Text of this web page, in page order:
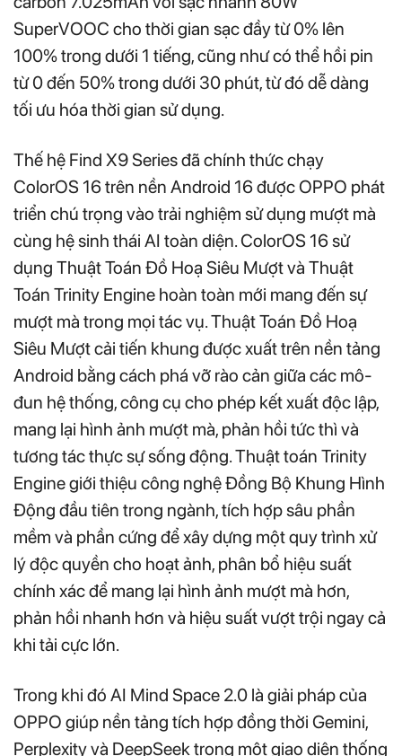
SuperVOOC cho thời gian sạc đầy từ 0% lên
100% trong dưới 1 tiếng, cũng như có thể hồi pin
từ 0 đến 50% trong dưới 30 phút, từ đó dễ dàng
tối ưu hóa thời gian sử dụng.
Thế hệ Find X9 Series đã chính thức chạy
ColorOS 16 trên nền Android 16 được OPPO phát
triển chú trọng vào trải nghiệm sử dụng mượt mà
cùng hệ sinh thái AI toàn diện. ColorOS 16 sử
dụng Thuật Toán Đồ Hoạ Siêu Mượt và Thuật
Toán Trinity Engine hoàn toàn mới mang đến sự
mượt mà trong mọi tác vụ. Thuật Toán Đồ Hoạ
Siêu Mượt cải tiến khung được xuất trên nền tảng
Android bằng cách phá vỡ rào cản giữa các mô-
đun hệ thống, công cụ cho phép kết xuất độc lập,
mang lại hình ảnh mượt mà, phản hồi tức thì và
tương tác thực sự sống động. Thuật toán Trinity
Engine giới thiệu công nghệ Đồng Bộ Khung Hình
Động đầu tiên trong ngành, tích hợp sâu phần
mềm và phần cứng để xây dựng một quy trình xử
lý độc quyền cho hoạt ảnh, phân bổ hiệu suất
chính xác để mang lại hình ảnh mượt mà hơn,
phản hồi nhanh hơn và hiệu suất vượt trội ngay cả
khi tải cực lớn.
Trong khi đó AI Mind Space 2.0 là giải pháp của
OPPO giúp nền tảng tích hợp đồng thời Gemini,
Perplexity và DeepSeek trong một giao diện thống